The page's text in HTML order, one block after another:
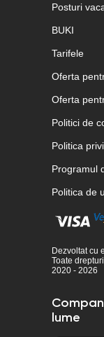
Posturi
BUKI
Tarifele
Oferta
Oferta
Politici de
Politica
Programul
Politica de
Dezvoltat cu
Toate
2020 - 2026
lume